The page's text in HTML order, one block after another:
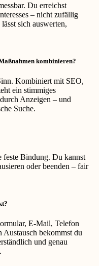
Du erreichst
– nicht zufällig
sich auswerten,
kombinieren?
Kombiniert mit SEO,
ein stimmiges
Anzeigen – und
Suche.
Bindung. Du kannst
oder beenden – fair
E-Mail, Telefon
bekommst du
und genau